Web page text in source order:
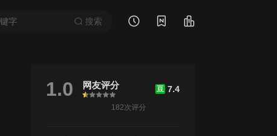
搜索
1.0 网友评分
很差
较差还行推荐力荐
豆 7.4
182次评分